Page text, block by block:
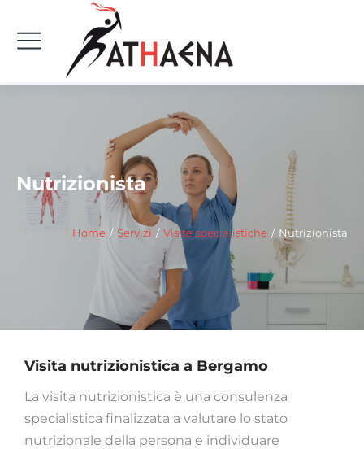
Nutrizionista
Home Servizi Visite specialistiche Nutrizionista
Visita nutrizionistica a Bergamo
La visita nutrizionistica è una consulenza
specialistica finalizzata a valutare lo stato
nutrizionale della persona e individuare